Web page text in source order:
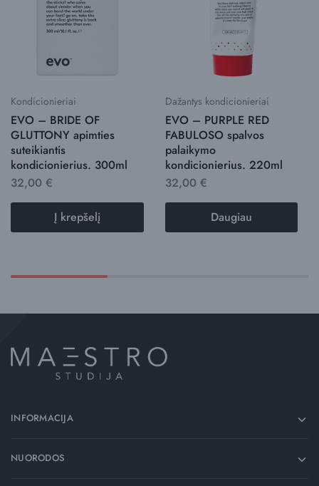
Kondicionieriai
EVO – BRIDE OF
GLUTTONY apimties
suteikiantis
kondicionierius. 300ml
32,00 €
Į krepšelį
Dažantys kondicionieriai
EVO – PURPLE RED
FABULOSO spalvos
palaikymo
kondicionierius. 220ml
32,00 €
Daugiau
INFORMACIJA
NUORODOS